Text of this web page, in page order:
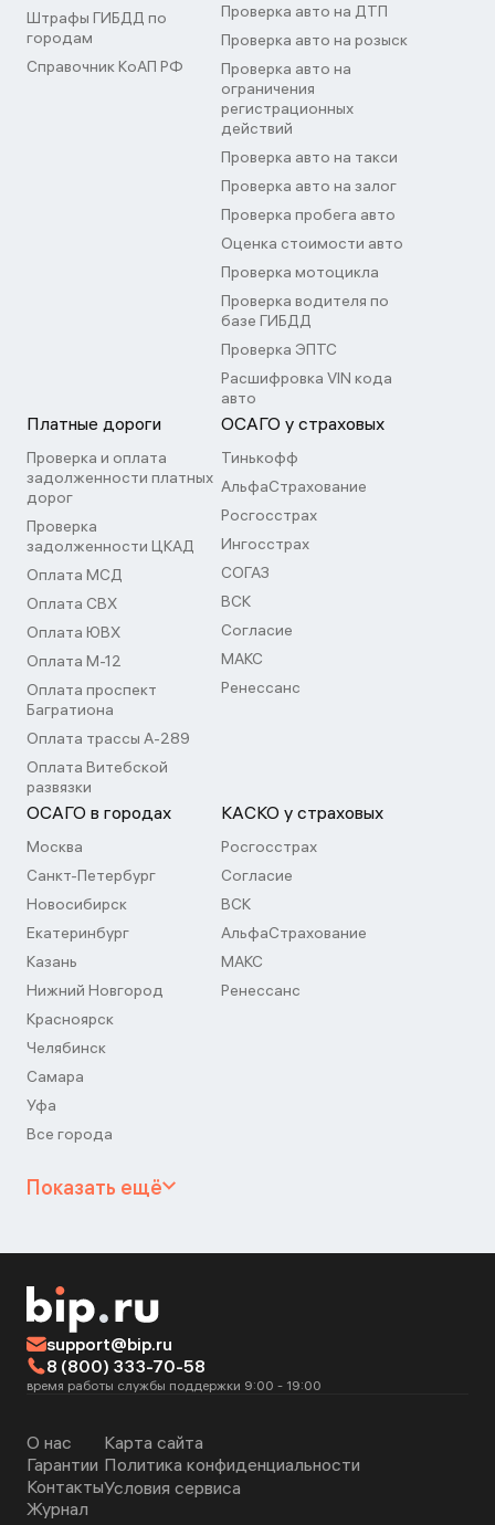
Штрафы ГИБДД по
городам
Справочник КоАП РФ
Проверка авто на ДТП
Проверка авто на розыск
Проверка авто на
ограничения
регистрационных
действий
Проверка авто на такси
Проверка авто на залог
Проверка пробега авто
Оценка стоимости авто
Проверка мотоцикла
Проверка водителя по
базе ГИБДД
Проверка ЭПТС
Расшифровка VIN кода
авто
Платные дороги
Проверка и оплата
задолженности платных
дорог
Проверка
задолженности ЦКАД
Оплата МСД
Оплата СВХ
Оплата ЮВХ
Оплата М-12
Оплата проспект
Багратиона
Оплата трассы А-289
Оплата Витебской
развязки
ОСАГО у страховых
Тинькофф
АльфаСтрахование
Росгосстрах
Ингосстрах
СОГАЗ
ВСК
Согласие
МАКС
Ренессанс
ОСАГО в городах
Москва
Санкт-Петербург
Новосибирск
Екатеринбург
Казань
Нижний Новгород
Красноярск
Челябинск
Самара
Уфа
Все города
КАСКО у страховых
Росгосстрах
Согласие
ВСК
АльфаСтрахование
МАКС
Ренессанс
Показать ещё
support@bip.ru
8 (800) 333-70-58
время работы службы поддержки 9:00 - 19:00
О нас
Гарантии
Контакты
Журнал
Карта сайта
Политика конфиденциальности
Условия сервиса